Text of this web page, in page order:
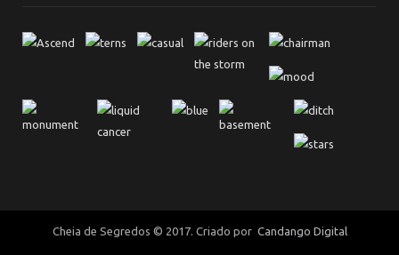
Cheia de Segredos © 2017. Criado por Candango Digital